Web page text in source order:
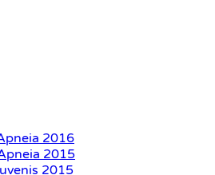
2016
2015
2015